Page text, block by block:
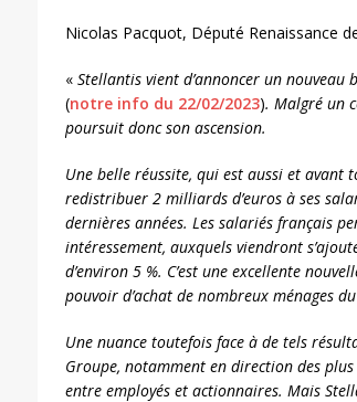
Nicolas Pacquot, Député Renaissance
« Stellantis vient d’annoncer un
(notre info du 22/02/2023). Malgré un
poursuit donc son ascension.
Une belle réussite, qui est aussi et avant
redistribuer 2 milliards d’euros à ses
dernières années. Les salariés français
intéressement, auxquels viendront
d’environ 5 %. C’est une excellente
pouvoir d’achat de nombreux ménages
Une nuance toutefois face à de tels
Groupe, notamment en direction des
entre employés et actionnaires. Mais